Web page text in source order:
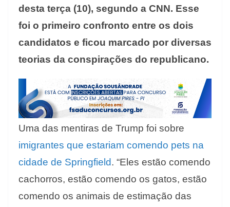
desta terça (10), segundo a CNN. Esse
foi o primeiro confronto entre os dois
candidatos e ficou marcado por diversas
teorias da conspirações do republicano.
Uma das mentiras de Trump foi sobre
imigrantes que estariam comendo pets na
cidade de Springfield. “Eles estão comendo
cachorros, estão comendo os gatos, estão
comendo os animais de estimação das